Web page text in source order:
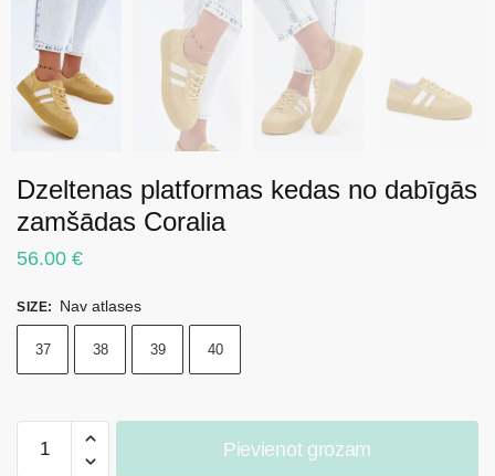
Dzeltenas platformas kedas no dabīgās
zamšādas Coralia
56.00 €
SIZE: Nav atlases
37 38 39 40
platformas
Pievienot grozam